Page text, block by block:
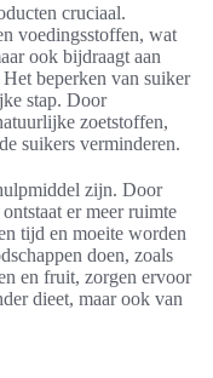
cruciaal.
voedingsstoffen, wat
ook bijdraagt aan
beperken van suiker
stap. Door
zoetstoffen,
suikers verminderen.
zijn. Door
er meer ruimte
tijd en moeite worden
doen, zoals
en fruit, zorgen ervoor
dieet, maar ook van